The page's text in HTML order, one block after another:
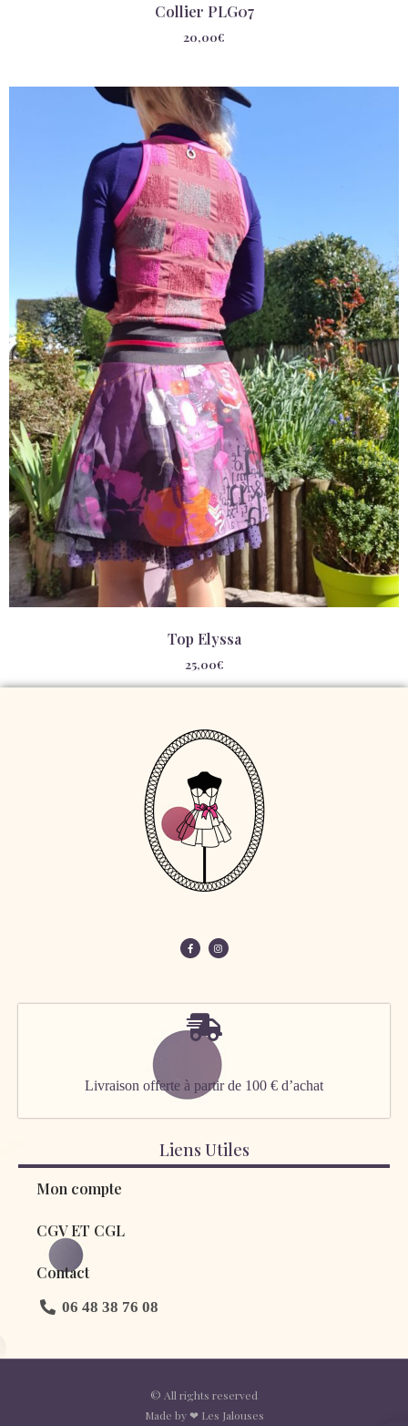
Collier PLG07
20,00€
Top Elyssa
25,00€
Livraison offerte à partir de 100 € d’achat
Liens Utiles
Mon compte
CGV ET CGL
Contact
06 48 38 76 08
© All rights reserved
Made by ❤ Les Jalouses